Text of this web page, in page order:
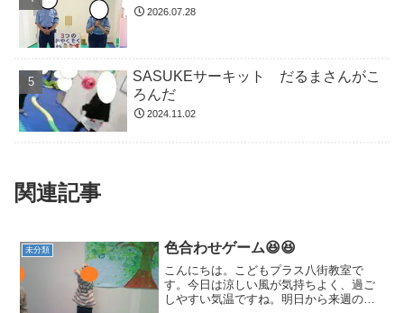
2026.07.28
SASUKEサーキット だるまさんがこ
ろんだ
2024.11.02
関連記事
未分類 色合わせゲーム😆😆
こんにちは。こどもプラス八街教室で
す。今日は涼しい風が気持ちよく、過ご
しやすい気温ですね。明日から来週の火